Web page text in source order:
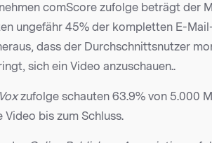
comScore zufolge beträgt der
ungefähr 45% der kompletten E-
dass der Durchschnittsnutzer
sich ein Video anzuschauen..
zufolge schauten 63.9% von 5.000
Video bis zum Schluss.